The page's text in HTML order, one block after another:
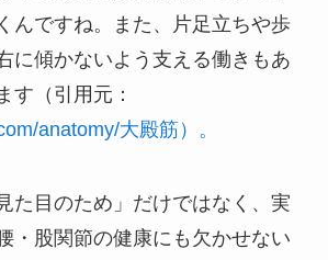
んですね。また、片足立ちや歩
に傾かないよう支える働きもあ
す（引用元：
anatomy/大殿筋）。
た目のため」だけではなく、実
・股関節の健康にも欠かせない